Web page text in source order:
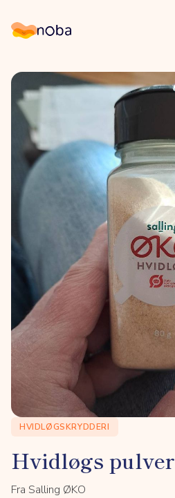
Noba
HVIDLØGSKRYDDERI
Hvidløgs pulver
Fra Salling ØKO